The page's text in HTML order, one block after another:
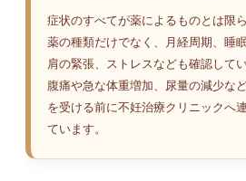
症状のすべてが薬によるものとは限
薬の種類だけでなく、月経周期、睡
肩の緊張、ストレスなども確認して
腹痛や急な体重増加、尿量の減少な
を受ける前に不妊治療クリニックへ
ています。